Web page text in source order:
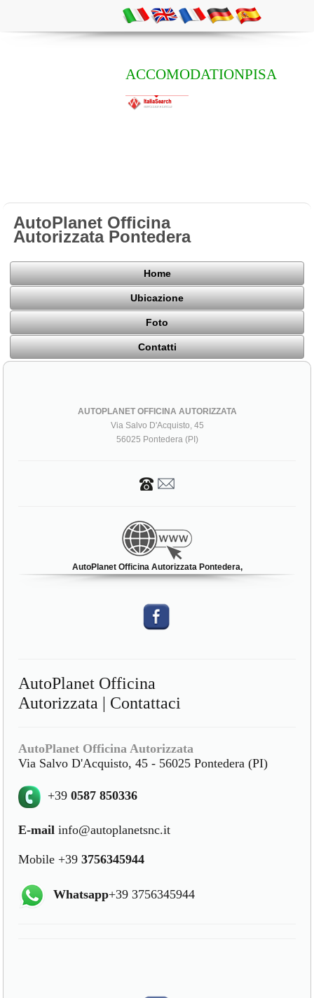
ACCOMODATIONPISA
AutoPlanet Officina
Autorizzata Pontedera
Home
Ubicazione
Foto
Contatti
AUTOPLANET OFFICINA AUTORIZZATA
Via Salvo D'Acquisto, 45
56025 Pontedera (PI)
AutoPlanet Officina Autorizzata Pontedera,
AutoPlanet Officina
Autorizzata | Contattaci
AutoPlanet Officina Autorizzata
Via Salvo D'Acquisto, 45 - 56025 Pontedera (PI)
+390587 850336
E-mail info@autoplanetsnc.it
Mobile +393756345944
Whatsapp+39 3756345944